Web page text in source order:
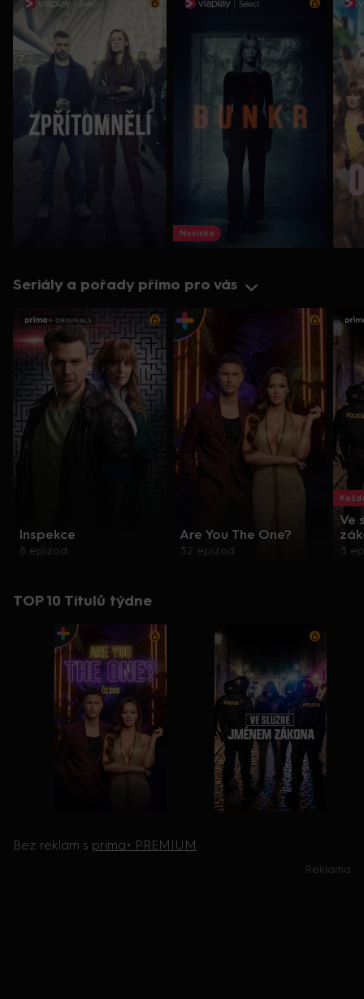
Novinka
Seriály a pořady přímo pro vás
Inspekce
8 epizod
Are You The One?
32 epizod
Ve
3
TOP 10 Titulů týdne
Bez reklam s prima+ PREMIUM
Reklama